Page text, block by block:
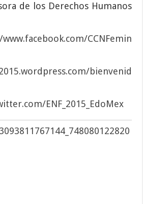
de los Derechos Humanos
CCNFemin
bienvenid
ENF_2015_EdoMex